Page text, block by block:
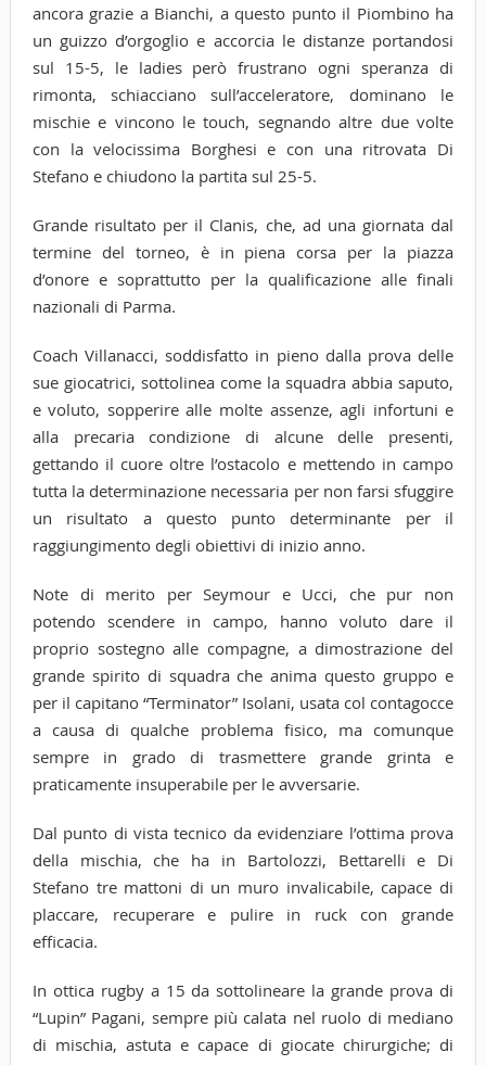
ancora grazie a Bianchi, a questo punto il Piombino ha
un guizzo d’orgoglio e accorcia le distanze portandosi
sul 15-5, le ladies però frustrano ogni speranza di
rimonta, schiacciano sull’acceleratore, dominano le
mischie e vincono le touch, segnando altre due volte
con la velocissima Borghesi e con una ritrovata Di
Stefano e chiudono la partita sul 25-5.
Grande risultato per il Clanis, che, ad una giornata dal
termine del torneo, è in piena corsa per la piazza
d’onore e soprattutto per la qualificazione alle finali
nazionali di Parma.
Coach Villanacci, soddisfatto in pieno dalla prova delle
sue giocatrici, sottolinea come la squadra abbia saputo,
e voluto, sopperire alle molte assenze, agli infortuni e
alla precaria condizione di alcune delle presenti,
gettando il cuore oltre l’ostacolo e mettendo in campo
tutta la determinazione necessaria per non farsi sfuggire
un risultato a questo punto determinante per il
raggiungimento degli obiettivi di inizio anno.
Note di merito per Seymour e Ucci, che pur non
potendo scendere in campo, hanno voluto dare il
proprio sostegno alle compagne, a dimostrazione del
grande spirito di squadra che anima questo gruppo e
per il capitano “Terminator” Isolani, usata col contagocce
a causa di qualche problema fisico, ma comunque
sempre in grado di trasmettere grande grinta e
praticamente insuperabile per le avversarie.
Dal punto di vista tecnico da evidenziare l’ottima prova
della mischia, che ha in Bartolozzi, Bettarelli e Di
Stefano tre mattoni di un muro invalicabile, capace di
placcare, recuperare e pulire in ruck con grande
efficacia.
In ottica rugby a 15 da sottolineare la grande prova di
“Lupin” Pagani, sempre più calata nel ruolo di mediano
di mischia, astuta e capace di giocate chirurgiche; di